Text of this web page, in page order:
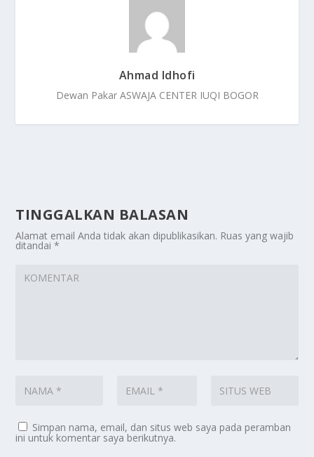
Ahmad Idhofi
Dewan Pakar ASWAJA CENTER IUQI BOGOR
TINGGALKAN BALASAN
Alamat email Anda tidak akan dipublikasikan. Ruas yang wajib
ditandai*
Simpan nama, email, dan situs web saya pada peramban
ini untuk komentar saya berikutnya.